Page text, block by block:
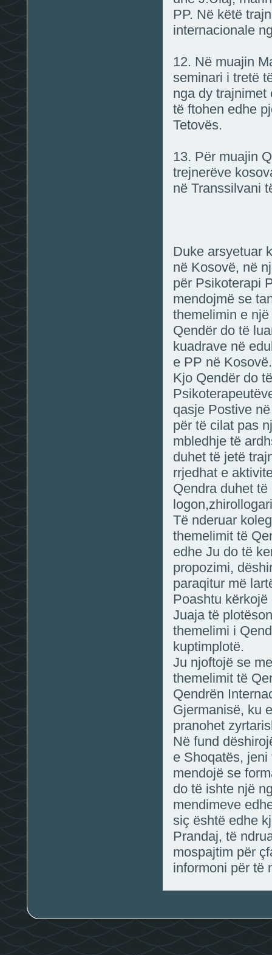
PP. Në këtë
internacionale
12. Në muajin
seminari i tretë
nga dy trajnimet
të ftohen edhe
Tetovës.
13. Për muajin
trejnerëve
në Transsilvani
Duke arsyetuar
në Kosovë, në
për Psikoterapi
mendojmë se
themelimin e
Qendër do të
kuadrave në
e PP në Kosovë.
Kjo Qendër do
qasje Postive
për të cilat pas
mbledhje të
duhet të jetë
rrjedhat e
Qendra duhet
Të nderuar
themelimit të
edhe Ju do të
propozimi,
paraqitur më
Poashtu
Juaja të
themelimi i
kuptimplotë.
Ju njoftojë se
themelimit të
Qendrën
Gjermanisë, ku
pranohet
Në fund
e Shoqatës,
mendojë se
do të ishte një
mendimeve
siç është edhe
Prandaj, të
mospajtim për
informoni për të